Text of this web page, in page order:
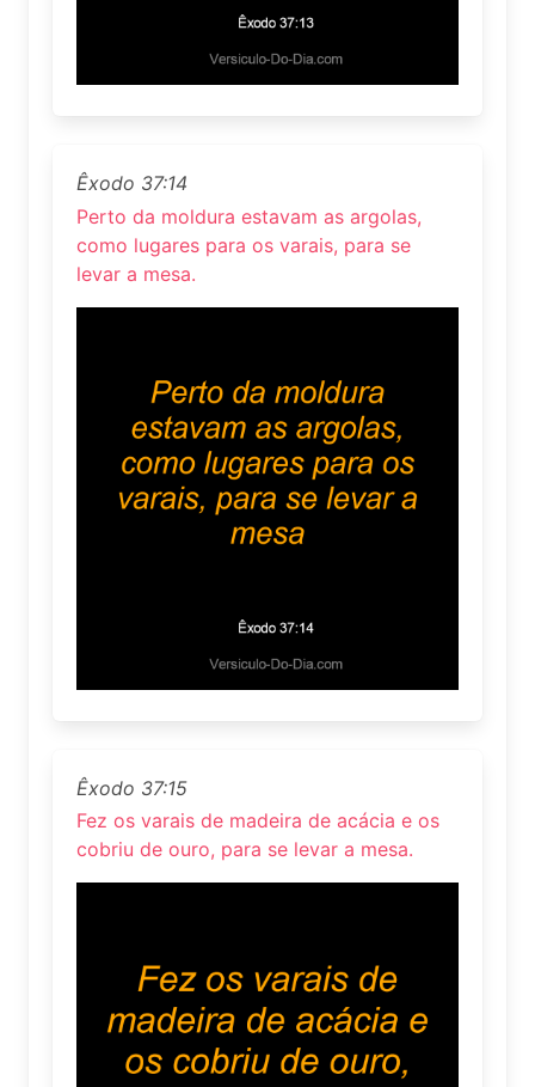
Êxodo 37:14
Perto da moldura estavam as argolas,
como lugares para os varais, para se
levar a mesa.
Êxodo 37:15
Fez os varais de madeira de acácia e os
cobriu de ouro, para se levar a mesa.